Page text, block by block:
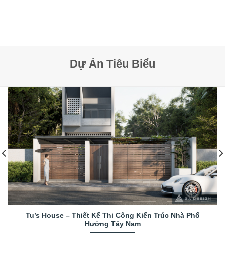
Dự Án Tiêu Biểu
Tu’s House – Thiết Kế Thi Công Kiến Trúc Nhà Phố
Hướng Tây Nam